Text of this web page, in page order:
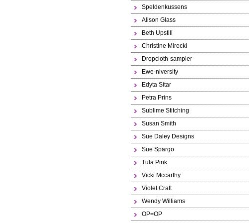
Speldenkussens
Alison Glass
Beth Upstill
Christine Mirecki
Dropcloth-sampler
Ewe-niversity
Edyta Sitar
Petra Prins
Sublime Stitching
Susan Smith
Sue Daley Designs
Sue Spargo
Tula Pink
Vicki Mccarthy
Violet Craft
Wendy Williams
OP=OP